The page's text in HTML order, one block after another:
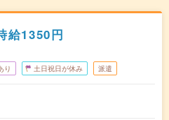
給1350円
り 土日祝日が休み 派遣